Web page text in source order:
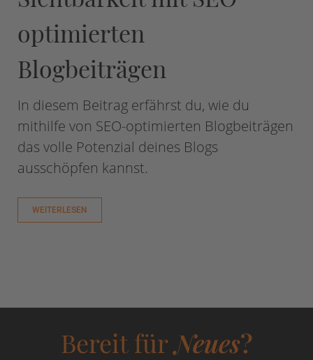
optimierten
Blogbeiträgen
In diesem Beitrag erfährst du, wie du
mithilfe von SEO-optimierten Blogbeiträgen
das volle Potenzial deines Blogs
ausschöpfen kannst.
WEITERLESEN
Bereit fürNeues?